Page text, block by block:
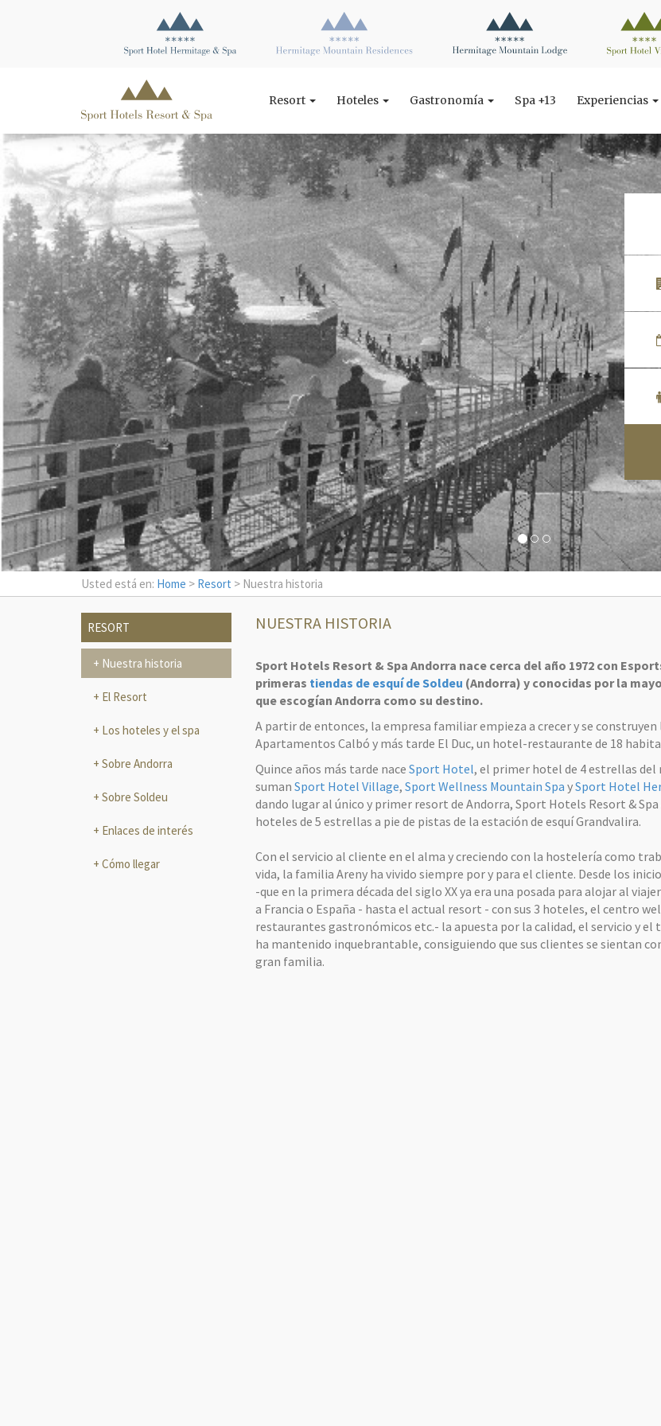
Resort Hoteles Gastronomía Spa +13 Experiencias
Usted está en: Home > Resort > Nuestra historia
RESORT
Nuestra historia
El Resort
Los hoteles y el spa
Sobre Andorra
Sobre Soldeu
Enlaces de interés
Cómo llegar
NUESTRA HISTORIA
Sport Hotels Resort & Spa Andorra nace cerca del año 1972 con
primeras tiendas de esquí de Soldeu (Andorra) y conocidas por la
que escogían Andorra como su destino.
A partir de entonces, la empresa familiar empieza a crecer y se construyen
Apartamentos Calbó y más tarde El Duc, un hotel-restaurante de 18
Quince años más tarde naceSport Hotel, el primer hotel de 4 estrellas del
sumanSport Hotel Village,Sport Wellness Mountain Spa ySport Hotel
dando lugar al único y primer resort de Andorra, Sport Hotels Resort &
hoteles de 5 estrellas a pie de pistas de la estación de esquí Grandvalira.
Con el servicio al cliente en el alma y creciendo con la hostelería como
vida, la familia Areny ha vivido siempre por y para el cliente. Desde los
-que en la primera década del siglo XX ya era una posada para alojar al
a Francia o España - hasta el actual resort - con sus 3 hoteles, el centro
restaurantes gastronómicos etc.- la apuesta por la calidad, el servicio y
ha mantenido inquebrantable, consiguiendo que sus clientes se sientan
gran familia.